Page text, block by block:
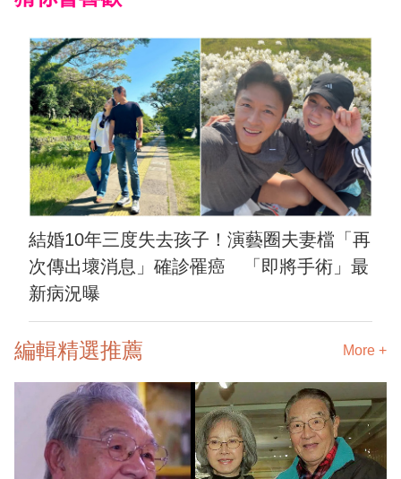
結婚10年三度失去孩子！演藝圈夫妻檔「再
次傳出壞消息」確診罹癌 「即將手術」最
新病況曝
編輯精選推薦 More +